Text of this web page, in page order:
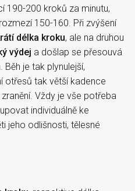
190-200 kroků za minutu,
150-160. Při zvýšení
délka kroku, ale na druhou
výdej a došlap se přesouvá
je tak plynulejší,
otřesů tak větší kadence
Vždy je vše potřeba
individuálně ke
jeho odlišnosti, tělesné